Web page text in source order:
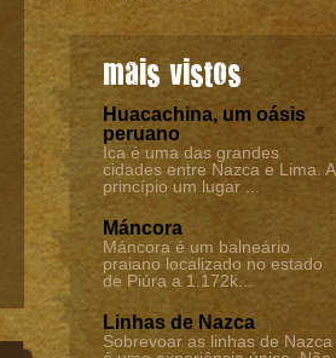
mais vistos
Huacachina, um oásis
peruano
Ica é uma das grandes
cidades entre Nazca e Lima. A
princípio um lugar ...
Máncora
Máncora é um balneário
praiano localizado no estado
de Piúra a 1.172k...
Linhas de Nazca
Sobrevoar as linhas de Nazca